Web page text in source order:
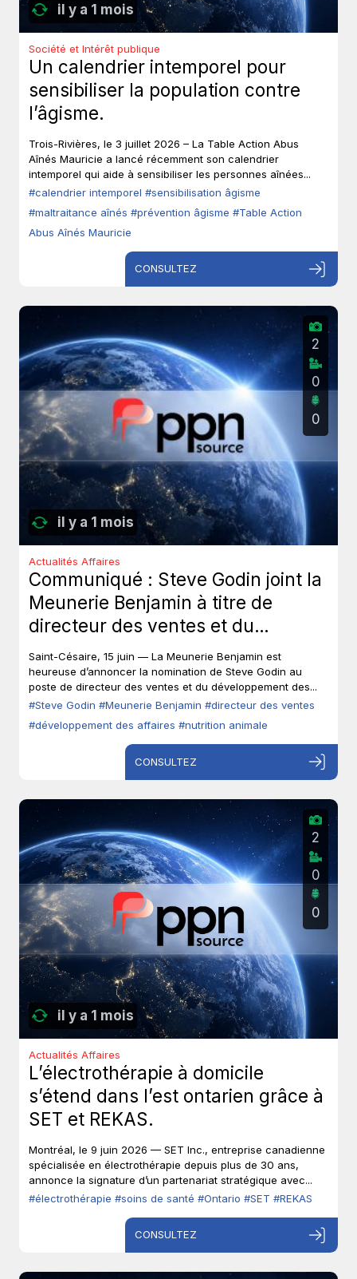
il y a 1 mois
Société et Intérêt publique
Un calendrier intemporel pour
sensibiliser la population contre
l’âgisme.
Trois-Rivières, le 3 juillet 2026 – La Table Action Abus
Aînés Mauricie a lancé récemment son calendrier
intemporel qui aide à sensibiliser les personnes aînées...
#calendrier intemporel #sensibilisation âgisme
#maltraitance aînés #prévention âgisme #Table Action
Abus Aînés Mauricie
CONSULTEZ
il y a 1 mois
2
0
0
Actualités Affaires
Communiqué : Steve Godin joint la
Meunerie Benjamin à titre de
directeur des ventes et du
développement des affaires.
Saint-Césaire, 15 juin — La Meunerie Benjamin est
heureuse d’annoncer la nomination de Steve Godin au
poste de directeur des ventes et du développement des...
#Steve Godin #Meunerie Benjamin #directeur des ventes
#développement des affaires #nutrition animale
CONSULTEZ
il y a 1 mois
2
0
0
Actualités Affaires
L’électrothérapie à domicile
s’étend dans l’est ontarien grâce à
SET et REKAS.
Montréal, le 9 juin 2026 — SET Inc., entreprise canadienne
spécialisée en électrothérapie depuis plus de 30 ans,
annonce la signature d’un partenariat stratégique avec...
#électrothérapie #soins de santé #Ontario #SET #REKAS
CONSULTEZ